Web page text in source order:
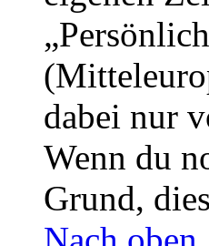
dabei nur
Wenn du
Grund,